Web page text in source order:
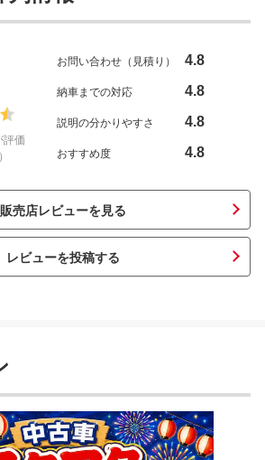
評価
お問い合わせ（見積り） 4.8
納車までの対応 4.8
説明の分かりやすさ 4.8
おすすめ度 4.8
販売店レビューを見る
レビューを投稿する